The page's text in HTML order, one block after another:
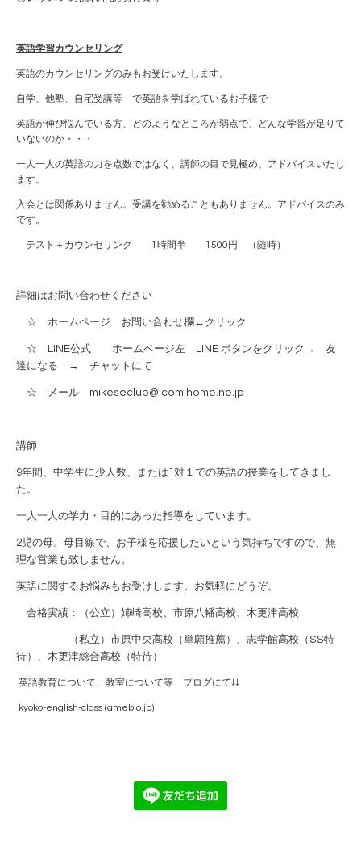
英語学習カウンセリング
英語のカウンセリングのみもお受けいたします。
自学、他塾、自宅受講等 で英語を学ばれているお子様で
英語が伸び悩んでいる方、どのようなところが弱点で、どんな学習が足りて
いないのか・・・
一人一人の英語の力を点数ではなく、講師の目で見極め、アドバイスいたし
ます。
入会とは関係ありません。受講を勧めることもありません。アドバイスのみ
です。
テスト＋カウンセリング 1時間半 1500円 （随時）
詳細はお問い合わせください
☆ ホームページ お問い合わせ欄 ←クリック
☆ LINE公式 ホームページ左 LINE ボタンをクリック→ 友
達になる → チャットにて
☆ メール mikeseclub@jcom.home.ne.jp
講師
9年間、中学生に少人数、または1対１での英語の授業をしてきまし
た。
一人一人の学力・目的にあった指導をしています。
2児の母。母目線で、お子様を応援したいという気持ちですので、無
理な営業も致しません。
英語に関するお悩みもお受けします。お気軽にどうぞ。
合格実績：（公立）姉崎高校、市原八幡高校、木更津高校
（私立）市原中央高校（単願推薦）、志学館高校（SS特
待）、木更津総合高校（特待）
英語教育について、教室について等 プログにて↓↓
kyoko-english-class (ameblo.jp)